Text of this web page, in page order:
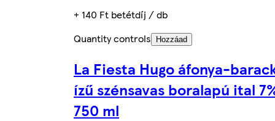
+ 140 Ft betétdíj / db
Quantity controls
Hozzáad
La Fiesta Hugo áfonya-
ízű szénsavas boralapú ital
750 ml